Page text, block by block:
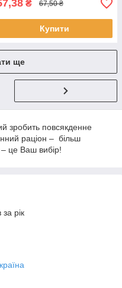
₴ 67,50 ₴
Купити
ще
зробить повсякденне
раціон – більш
це Ваш вибір!
рік